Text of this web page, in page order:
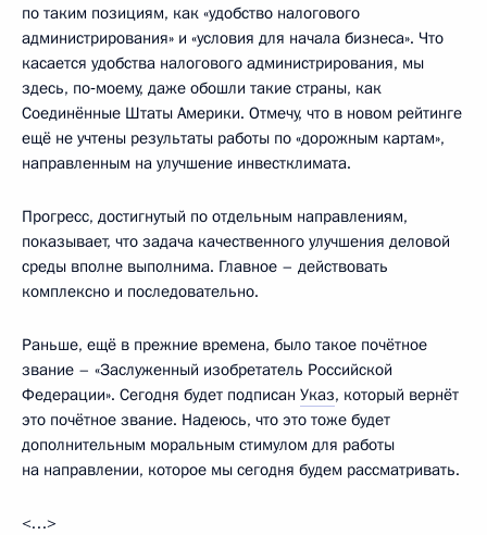
по таким позициям, как «удобство налогового
администрирования» и «условия для начала бизнеса». Что
касается удобства налогового администрирования, мы
здесь, по‑моему, даже обошли такие страны, как
Соединённые Штаты Америки. Отмечу, что в новом рейтинге
ещё не учтены результаты работы по «дорожным картам»,
направленным на улучшение инвестклимата.
Прогресс, достигнутый по отдельным направлениям,
показывает, что задача качественного улучшения деловой
среды вполне выполнима. Главное – действовать
комплексно и последовательно.
Раньше, ещё в прежние времена, было такое почётное
звание – «Заслуженный изобретатель Российской
Федерации». Сегодня будет подписан Указ, который вернёт
это почётное звание. Надеюсь, что это тоже будет
дополнительным моральным стимулом для работы
на направлении, которое мы сегодня будем рассматривать.
<…>